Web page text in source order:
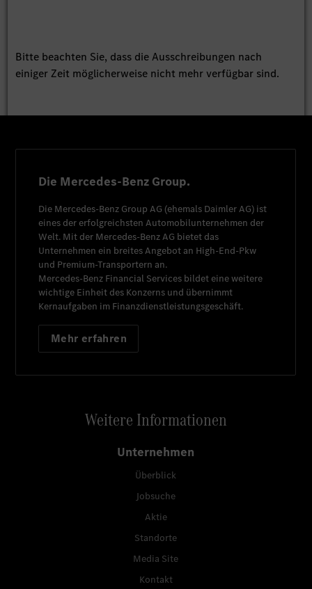
Bitte beachten Sie, dass die Ausschreibungen nach
einiger Zeit möglicherweise nicht mehr verfügbar sind.
Die Mercedes-Benz Group.
Die Mercedes-Benz Group AG (ehemals Daimler AG) ist
eines der erfolgreichsten Automobilunternehmen der
Welt. Mit der Mercedes-Benz AG bietet das
Unternehmen ein breites Angebot an High-End-Pkw
und Premium-Transportern an.
Mercedes-Benz Financial Services bildet eine weitere
wichtige Einheit des Konzerns und übernimmt
Kernaufgaben im Finanzdienstleistungsgeschäft.
Mehr erfahren
Weitere Informationen
Unternehmen
Überblick
Jobsuche
Aktie
Standorte
Media Site
Kontakt